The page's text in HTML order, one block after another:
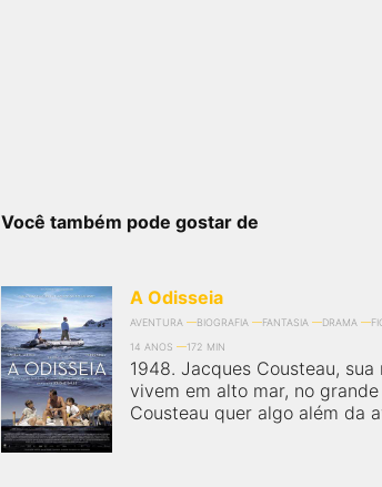
Você também pode gostar de
A Odisseia
AVENTURA BIOGRAFIA FANTASIA DRAMA
14 ANOS
172 MIN
1948. Jacques Cousteau,
vivem em alto mar, no
Cousteau quer algo além da